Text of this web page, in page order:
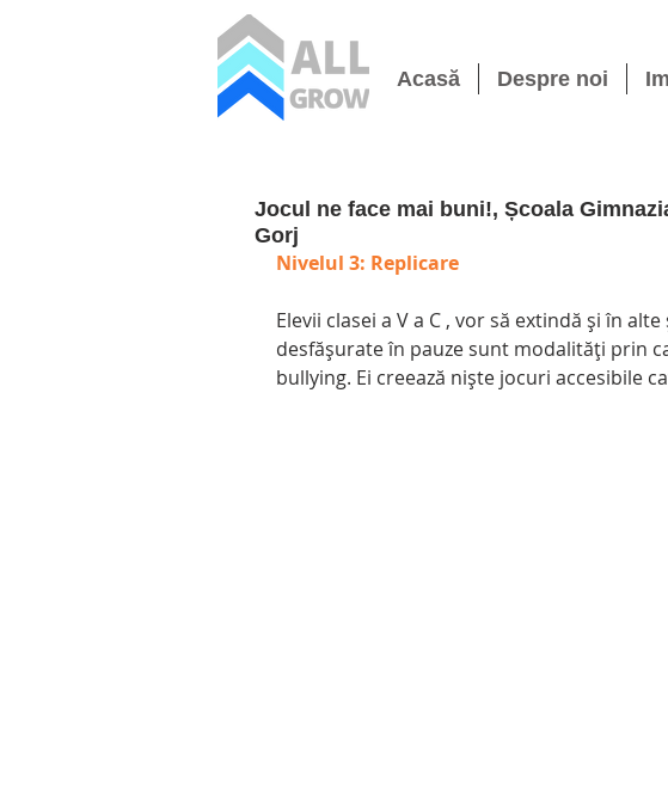
Acasă Despre noi
Jocul ne face mai buni!, Școala
Gorj
Nivelul 3: Replicare
Elevii clasei a V a C , vor să extindă și în
desfășurate în pauze sunt modalități prin
bullying. Ei creează niște jocuri accesibile